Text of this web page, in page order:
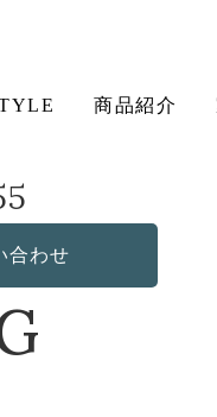
商品紹介
デス
造
ファ
合わせ